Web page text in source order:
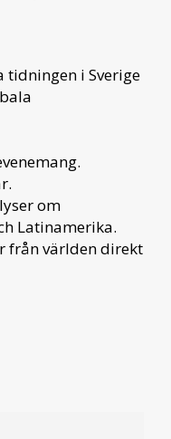
tidningen i Sverige
om
Latinamerika.
från världen direkt